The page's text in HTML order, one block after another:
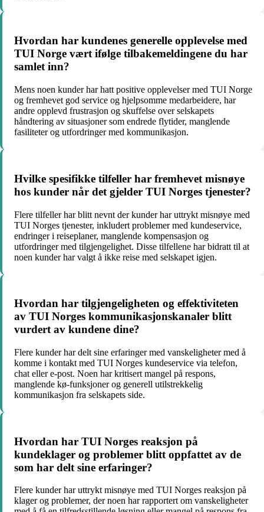
Hvordan har kundenes generelle opplevelse med
TUI Norge vært ifølge tilbakemeldingene du har
samlet inn?
Mens noen kunder har hatt positive opplevelser med TUI Norge
og fremhevet god service og hjelpsomme medarbeidere, har
andre opplevd frustrasjon og skuffelse over selskapets
håndtering av situasjoner som endrede flytider, manglende
fasiliteter og utfordringer med kommunikasjon.
Hvilke spesifikke tilfeller har fremhevet misnøye
hos kunder når det gjelder TUI Norges tjenester?
Flere tilfeller har blitt nevnt der kunder har uttrykt misnøye med
TUI Norges tjenester, inkludert problemer med kundeservice,
endringer i reiseplaner, manglende kompensasjon og
utfordringer med tilgjengelighet. Disse tilfellene har bidratt til at
noen kunder har valgt å ikke reise med selskapet igjen.
Hvordan har tilgjengeligheten og effektiviteten
av TUI Norges kommunikasjonskanaler blitt
vurdert av kundene dine?
Flere kunder har delt sine erfaringer med vanskeligheter med å
komme i kontakt med TUI Norges kundeservice via telefon,
chat eller e-post. Noen har kritisert mangel på respons,
manglende kø-funksjoner og generell utilstrekkelig
kommunikasjon fra selskapets side.
Hvordan har TUI Norges reaksjon på
kundeklager og problemer blitt oppfattet av de
som har delt sine erfaringer?
Flere kunder har uttrykt misnøye med TUI Norges reaksjon på
klager og problemer, der noen har rapportert om vanskeligheter